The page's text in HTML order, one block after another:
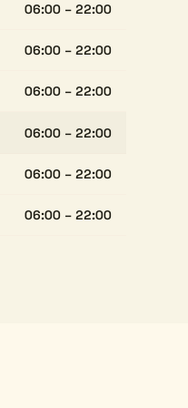
06:00 – 22:00
06:00 – 22:00
06:00 – 22:00
06:00 – 22:00
06:00 – 22:00
06:00 – 22:00